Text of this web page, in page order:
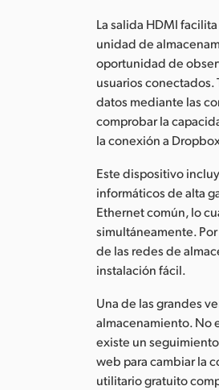
La salida HDMI
unidad de
oportunidad de
usuarios conectados.
datos mediante las
comprobar la
la conexión a
Este dispositivo
informáticos de alta
Ethernet común, lo
simultáneamente.
de las redes de
instalación fácil.
Una de las grandes
almacenamiento. No
existe un
web para cambiar la
utilitario gratuito